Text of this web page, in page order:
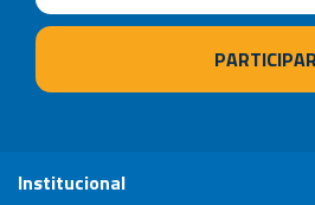
Institucional